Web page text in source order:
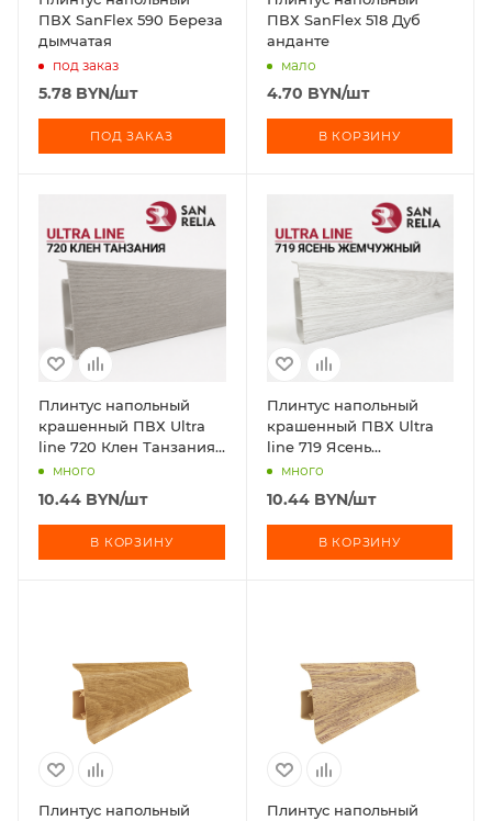
ПВХ SanFlex 590 Береза
дымчатая
под заказ
5.78 BYN/шт
ПОД ЗАКАЗ
ПВХ SanFlex 518 Дуб
анданте
мало
4.70 BYN/шт
В КОРЗИНУ
Плинтус напольный
крашенный ПВХ Ultra
line 720 Клен Танзания
2,2 ммного
10.44 BYN/шт
В КОРЗИНУ
Плинтус напольный
крашенный ПВХ Ultra
line 719 Ясень
Жемчужный 2,2 м
много
10.44BYN/шт
В КОРЗИНУ
Плинтус напольный
Плинтус напольный